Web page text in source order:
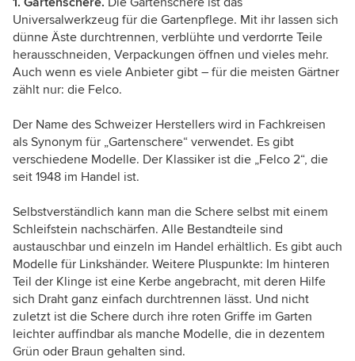
Universalwerkzeug für die Gartenpflege. Mit ihr lassen sich
dünne Äste durchtrennen, verblühte und verdorrte Teile
herausschneiden, Verpackungen öffnen und vieles mehr.
Auch wenn es viele Anbieter gibt – für die meisten Gärtner
zählt nur: die Felco.
Der Name des Schweizer Herstellers wird in Fachkreisen
als Synonym für „Gartenschere“ verwendet. Es gibt
verschiedene Modelle. Der Klassiker ist die „Felco 2“, die
seit 1948 im Handel ist.
Selbstverständlich kann man die Schere selbst mit einem
Schleifstein nachschärfen. Alle Bestandteile sind
austauschbar und einzeln im Handel erhältlich. Es gibt auch
Modelle für Linkshänder. Weitere Pluspunkte: Im hinteren
Teil der Klinge ist eine Kerbe angebracht, mit deren Hilfe
sich Draht ganz einfach durchtrennen lässt. Und nicht
zuletzt ist die Schere durch ihre roten Griffe im Garten
leichter auffindbar als manche Modelle, die in dezentem
Grün oder Braun gehalten sind.